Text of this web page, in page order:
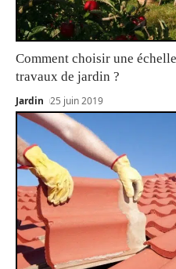
Comment choisir une
travaux de jardin ?
Jardin 25 juin 2019